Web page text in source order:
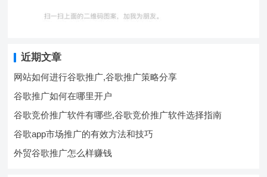
近期文章
网站如何进行谷歌推广,谷歌推广策略分享
谷歌推广如何在哪里开户
谷歌竞价推广软件有哪些,谷歌竞价推广软件选择指南
谷歌app市场推广的有效方法和技巧
外贸谷歌推广怎么样赚钱